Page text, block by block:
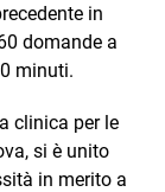
in
domande a
minuti.
clinica per le
si è unito
in merito a